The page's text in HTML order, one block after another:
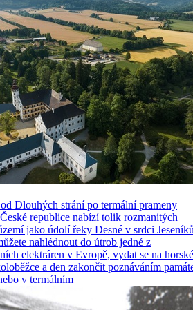
Dlouhých strání po termální prameny
republice nabízí tolik rozmanitých
jako údolí řeky Desné v srdci
nahlédnout do útrob jedné z
elektráren v Evropě, vydat se na horské
a den zakončit poznáváním
v termálním